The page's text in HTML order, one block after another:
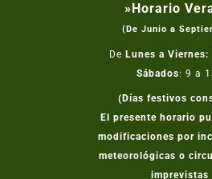
»Horario
(De Junio a
De Lunes a Viernes:
Sábados: 9 a
(Días festivos
El presente horario
modificaciones por
meteorológicas o
imprevistas